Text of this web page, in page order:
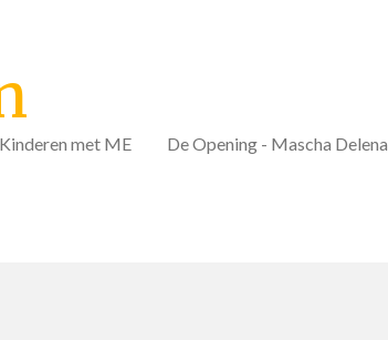
Kinderen met ME
De Opening - Mascha Delena